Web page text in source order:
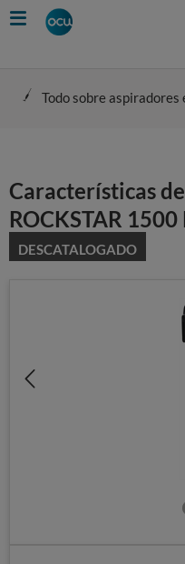
Skip
to
Todo sobre aspiradores
Características
ROCKSTAR 1500
DESCATALOGADO